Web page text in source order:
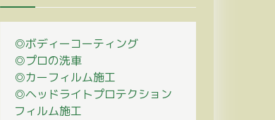
◎ボディーコーティング
◎プロの洗車
◎カーフィルム施工
◎ヘッドライトプロテクション
フィルム施工